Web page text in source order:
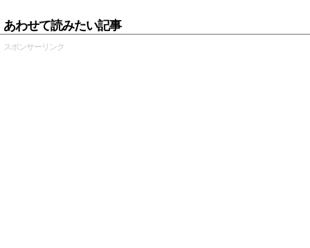
あわせて読みたい記事
スポンサーリンク